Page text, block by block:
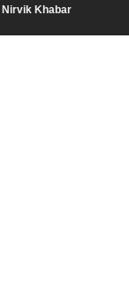
Nirvik Khabar